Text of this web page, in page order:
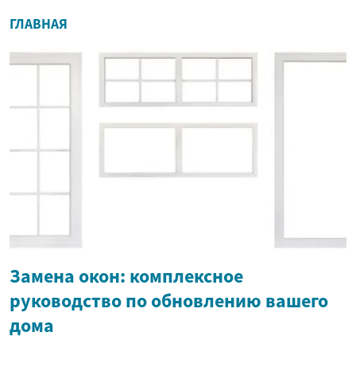
ГЛАВНАЯ
Замена окон: комплексное
руководство по обновлению вашего
дома